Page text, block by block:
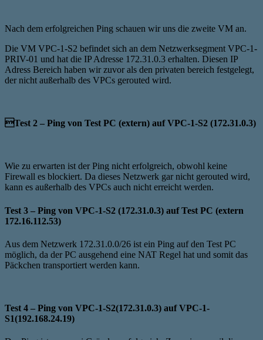
Nach dem erfolgreichen Ping schauen wir uns die zweite VM an.
Die VM VPC-1-S2 befindet sich an dem Netzwerksegment VPC-1-
PRIV-01 und hat die IP Adresse 172.31.0.3 erhalten. Diesen IP
Adress Bereich haben wir zuvor als den privaten bereich festgelegt,
der nicht außerhalb des VPCs gerouted wird.
Test 2 – Ping von Test PC (extern) auf VPC-1-S2 (172.31.0.3)
Wie zu erwarten ist der Ping nicht erfolgreich, obwohl keine
Firewall es blockiert. Da dieses Netzwerk gar nicht gerouted wird,
kann es außerhalb des VPCs auch nicht erreicht werden.
Test 3 – Ping von VPC-1-S2 (172.31.0.3) auf Test PC (extern
172.16.112.53)
Aus dem Netzwerk 172.31.0.0/26 ist ein Ping auf den Test PC
möglich, da der PC ausgehend eine NAT Regel hat und somit das
Päckchen transportiert werden kann.
Test 4 – Ping von VPC-1-S2(172.31.0.3) auf VPC-1-
S1(192.168.24.19)